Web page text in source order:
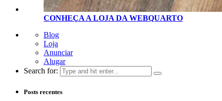
CONHEÇA A LOJA DA WEBQUARTO
Blog
Loja
Anunciar
Alugar
Search for:
Posts recentes